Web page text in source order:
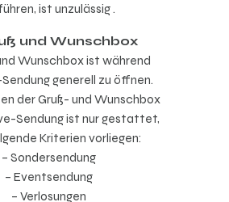
ist unzulässig .
und Wunschbox
Wunschbox ist während
generell zu öffnen.
der Gruß- und Wunschbox
Sendung ist nur gestattet,
Kriterien vorliegen:
– Sondersendung
– Eventsendung
– Verlosungen